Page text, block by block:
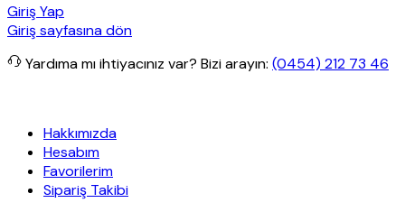
Giriş Yap
Giriş sayfasına dön
Yardıma mı ihtiyacınız var? Bizi arayın: (0454) 212 73 46
Hakkımızda
Hesabım
Favorilerim
Sipariş Takibi